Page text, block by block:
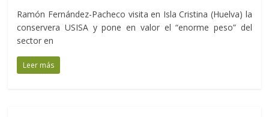
Ramón Fernández-Pacheco visita en Isla Cristina (Huelva) la
conservera USISA y pone en valor el “enorme peso” del
sector en
Leer más